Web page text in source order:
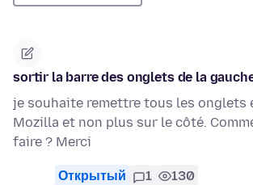
sortir la barre des onglets de la
je souhaite remettre tous les onglets
Mozilla et non plus sur le côté.
faire ? Merci
Открытый 1 130